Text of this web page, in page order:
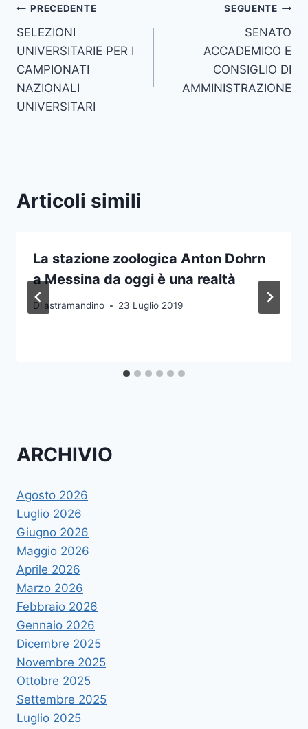
Navigazione
articoli
PRECEDENTE
SELEZIONI
UNIVERSITARIE PER I
CAMPIONATI
NAZIONALI
UNIVERSITARI
SEGUENTE
SENATO
ACCADEMICO E
CONSIGLIO DI
AMMINISTRAZIONE
Articoli simili
La stazione zoologica Anton Dohrn
a Messina da oggi è una realtà
Di astramandino 23 Luglio 2019
ARCHIVIO
Agosto 2026
Luglio 2026
Giugno 2026
Maggio 2026
Aprile 2026
Marzo 2026
Febbraio 2026
Gennaio 2026
Dicembre 2025
Novembre 2025
Ottobre 2025
Settembre 2025
Luglio 2025